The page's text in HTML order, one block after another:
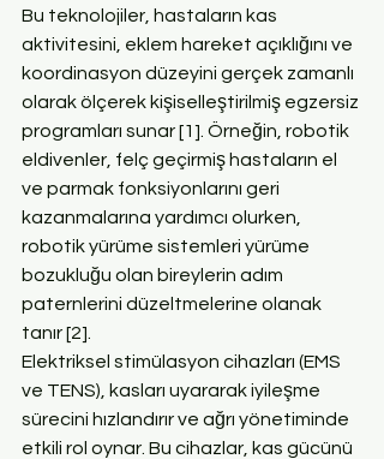
Bu teknolojiler, hastaların kas
aktivitesini, eklem hareket açıklığını ve
koordinasyon düzeyini gerçek zamanlı
olarak ölçerek kişiselleştirilmiş egzersiz
programları sunar [1]. Örneğin, robotik
eldivenler, felç geçirmiş hastaların el
ve parmak fonksiyonlarını geri
kazanmalarına yardımcı olurken,
robotik yürüme sistemleri yürüme
bozukluğu olan bireylerin adım
paternlerini düzeltmelerine olanak
tanır [2].
Elektriksel stimülasyon cihazları (EMS
ve TENS), kasları uyararak iyileşme
sürecini hızlandırır ve ağrı yönetiminde
etkili rol oynar. Bu cihazlar, kas gücünü